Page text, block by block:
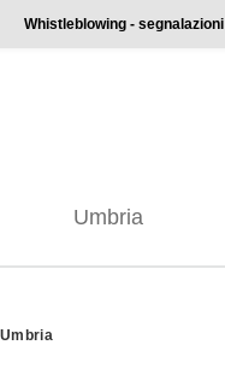
Whistleblowing - segnalazioni
Umbria